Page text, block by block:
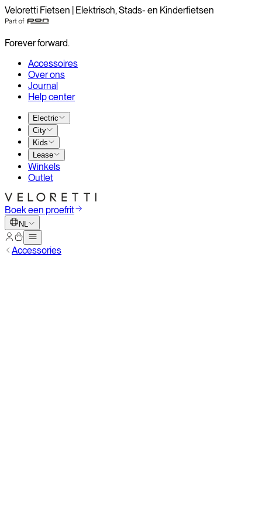
Veloretti Fietsen | Elektrisch, Stads- en Kinderfietsen
Forever forward.
Accessoires
Over ons
Journal
Help center
Electric
City
Kids
Lease
Winkels
Outlet
Boek een proefrit
NL
Accessories